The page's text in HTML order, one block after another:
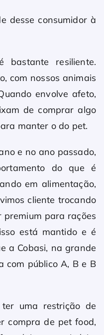
desse consumidor à
resiliente.
com nossos animais
envolve afeto,
de comprar algo
manter o do pet.
e no ano passado,
do que é
em alimentação,
cliente trocando
premium para rações
está mantido e é
a Cobasi, na grande
com público A, B e B
uma restrição de
compra de pet food,